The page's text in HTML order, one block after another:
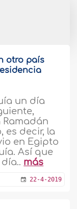
otro país
un día
es decir, la
en Egipto
Así que
más
22-4-2019